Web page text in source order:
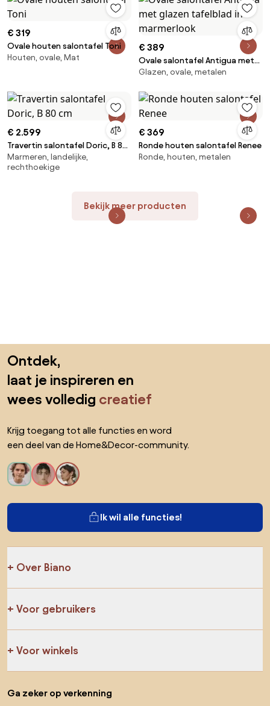
€ 319
Ovale houten salontafel Toni
Houten, ovale, Mat
€ 389
Ovale salontafel Antigua met
glazen tafelblad in marmerlook
Glazen, ovale, metalen
€ 2.599
Travertin salontafel Doric, B 80
cm
Marmeren, landelijke,
rechthoekige
€ 369
Ronde houten salontafel Renee
Ronde, houten, metalen
Bekijk meer producten
Ontdek,
laat je inspireren en
wees volledig creatief
Krijg toegang tot alle functies en word
een deel van de Home&Decor-community.
Ik wil alle functies!
Over Biano
Voor gebruikers
Voor winkels
Ga zeker op verkenning